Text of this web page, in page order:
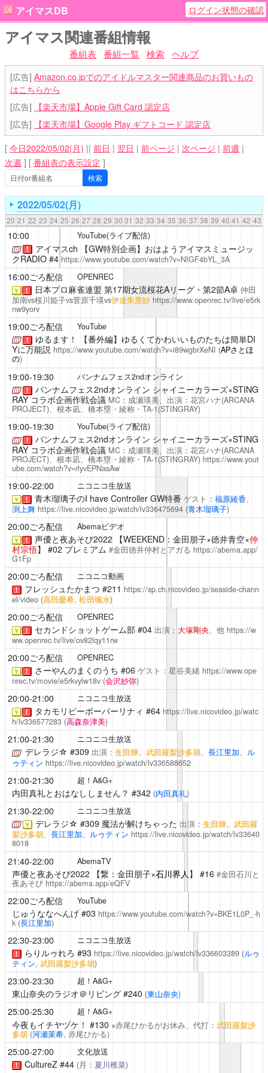
アイマスDB ログイン状態の確認
アイマス関連番組情報
番組表 番組一覧 検索 ヘルプ
[広告] Amazon.co.jpでのアイドルマスター関連商品のお買いもの
はこちらから
[広告]
【楽天市場】Apple Gift Card 認定店
[広告]
【楽天市場】Google Play ギフトコード 認定店
[ 今日2022/05/02(月) || 前日 | 翌日 | 前ページ | 次ページ | 前週 |
次週 ] [ 番組表の表示設定 ]
2022/05/02(月)
20 21 22 23 24 25 26 27 28 29 30 31 32 33 34 35 36 37 38 39 40 41 42 43
10:00 YouTube(ライブ配信)
！ アイマスch 【GW特別企画】おはようアイマスミュージッ
クRADIO #4 https://www.youtube.com/watch?v=NIGF4bYL_3A
16:00ごろ配信 OPENREC
￥ ！ 日本プロ麻雀連盟 第17期女流桜花Aリーグ・第2節A卓 仲田
加南vs桜川姫子vs菅原千瑛vs伊達朱里紗 https://www.openrec.tv/live/e5rk
nw9yorv
19:00ごろ配信 YouTube
！ ゆるます！
【番外編】ゆるくてかわいいものたちは簡単DI
Yに万能説 https://www.youtube.com/watch?v=i89wgbrXeNI (APさとほ
の)
19:00-19:30 バンナムフェス2ndオンライン
！ バンナムフェス2ndオンライン シャイニーカラーズ×STING
RAY コラボ企画作戦会議 MC：成瀬瑛美、出演：花宮ハナ(ARCANA
PROJECT)、根本凪、橋本塁・綾称・TA-1(STINGRAY)
19:00-19:30 YouTube(ライブ配信)
！ バンナムフェス2ndオンライン シャイニーカラーズ×STING
RAY コラボ企画作戦会議 MC：成瀬瑛美、出演：花宮ハナ(ARCANA
PROJECT)、根本凪、橋本塁・綾称・TA-1(STINGRAY) https://www.yout
ube.com/watch?v=rlyvEPNasAw
19:00-22:00 ニコニコ生放送
￥ ！ 青木瑠璃子のI have ControllerGW特番 ゲスト： 福原綾香、
渕上舞 https://live.nicovideo.jp/watch/lv336475694 (青木瑠璃子)
20:00ごろ配信 Abemaビデオ
￥ ！ 声優と夜あそび2022【WEEKEND：金田朋子×徳井青空×仲
村宗悟】 #02 プレミアム #金田徳井仲村とアガる https://abema.app/
G1Fp
20:00ごろ配信 ニコニコ動画
！ フレッシュたかまつ #211 https://sp.ch.nicovideo.jp/seaside-chann
el/video (高田憂希, 松田颯水)
20:00ごろ配信 OPENREC
￥ ！ セカンドショットゲーム部#04 出演： 大塚剛央、他 https://w
ww.openrec.tv/live/ov82lqy11rw
20:00ごろ配信 OPENREC
￥ ！ さーやんのまくのうち #06 ゲスト：星谷美緒 https://www.ope
nrec.tv/movie/e5rkvylw18v (会沢紗弥)
20:00-21:00 ニコニコ生放送
￥ ！ タカモリピーポーパーリナィ #64 https://live.nicovideo.jp/watc
h/lv336577283 (高森奈津美)
21:00-21:30 ニコニコ生放送
デレラジ☆ #309 出演： 生田輝、 武田羅梨沙多胡、 長江里加、 ル
ゥティン https://live.nicovideo.jp/watch/lv336588652
21:00-21:30 超！A&G+
内田真礼とおはなししません？ #342 (内田真礼)
21:30-22:00 ニコニコ生放送
￥ デレラジ☆ #309 魔法が解けちゃった 出演： 生田輝、 武田羅
梨沙多胡、 長江里加、 ルゥティン https://live.nicovideo.jp/watch/lv33640
8018
21:40-22:00 AbemaTV
声優と夜あそび2022【繋：金田朋子×石川界人 】 #16 #金田石川と
夜あそび https://abema.app/eQFV
22:00ごろ配信 YouTube
じゅうななへんげ#03 https://www.youtube.com/watch?v=BKE1L0P_-h
k (長江里加)
22:30-23:00 ニコニコ生放送
！ らりルゥれろ #93 https://live.nicovideo.jp/watch/lv336603389 (ルゥ
ティン, 武田羅梨沙多胡)
23:00-23:30 超！A&G+
東山奈央のラジオ＠リビング#240 (東山奈央)
25:00-25:30 超！A&G+
今夜もイチヤヅケ！ #130 ※赤尾ひかるがお休み、代打： 武田羅梨沙
多胡 (河瀬茉希, 赤尾ひかる)
25:00-27:00 文化放送
！ CultureZ#44 (月： 夏川椎菜)